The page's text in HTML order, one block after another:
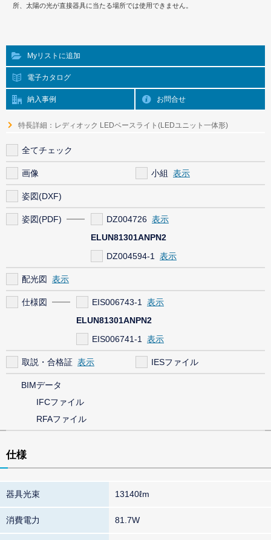
所、太陽の光が直接器具に当たる場所では使用できません。
Myリストに追加
電子カタログ
納入事例 お問合せ
特長詳細：レディオック LEDベースライト(LEDユニット一体形)
全てチェック
画像 小組
姿図(DXF)
姿図(PDF)
DZ004726
ELUN81301ANPN2
DZ004594-1
配光図
仕様図
EIS006743-1
ELUN81301ANPN2
EIS006741-1
取説・合格証 IESファイル
BIMデータ
IFCファイル
RFAファイル
仕様
器具光束 13140ℓm
消費電力 81.7W